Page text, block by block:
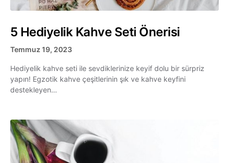
5 Hediyelik Kahve Seti Önerisi
Temmuz 19, 2023
Hediyelik kahve seti ile sevdiklerinize keyif dolu bir sürpriz
yapın! Egzotik kahve çeşitlerinin şık ve kahve keyfini
destekleyen…